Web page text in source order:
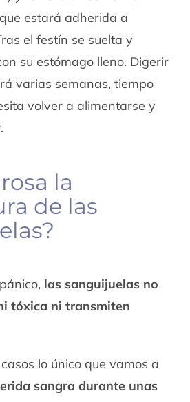
estará adherida a
el festín se suelta y
su estómago lleno. Digerir
varias semanas, tiempo
volver a alimentarse y
la
de las
las sanguijuelas no
tóxica ni transmiten
lo único que vamos a
sangra durante unas